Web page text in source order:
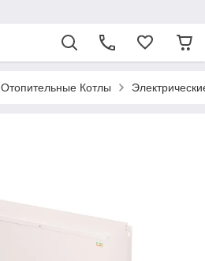
Отопительные Котлы